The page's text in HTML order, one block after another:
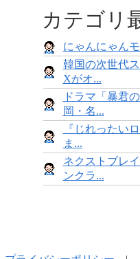
カテゴリ
にゃんにゃん
韓国の次世代
Xがオ...
ドラマ「暴君
岡・名...
『じれったい
ま...
ネクストブレ
ンクラ...